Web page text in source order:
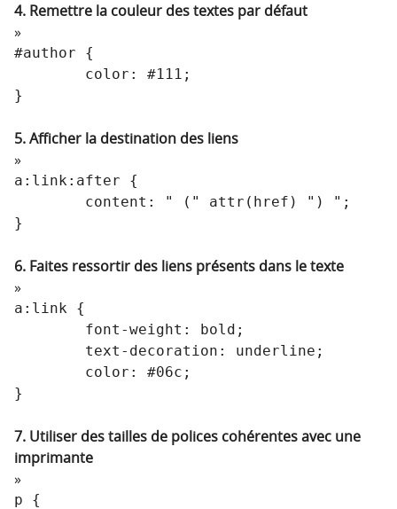
4. Remettre la couleur des textes par défaut
#author {
}
5. Afficher la destination des liens
a:link:after {
}
6. Faites ressortir des liens présents dans le texte
a:link {
}
7. Utiliser des tailles de polices cohérentes avec une
imprimante
p {